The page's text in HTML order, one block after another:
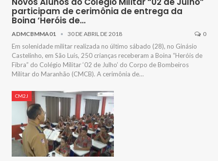
participam de cerimônia de entrega da
Boina ‘Heróis de…
ADMCBMMA01 30 DE ABRIL DE 2018 0
Em solenidade militar realizada no último sábado (28), no Ginásio
Castelinho, em São Luís, 250 crianças receberam a Boina “Heróis de
Fibra” do Colégio Militar ‘02 de Julho’ do Corpo de Bombeiros
Militar do Maranhão (CMCB). A cerimônia de…
CM2J